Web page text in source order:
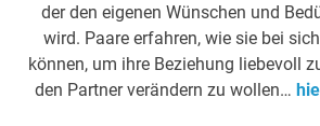
der den eigenen Wünschen und
wird. Paare erfahren, wie sie bei
können, um ihre Beziehung liebevoll
den Partner verändern zu wollen…